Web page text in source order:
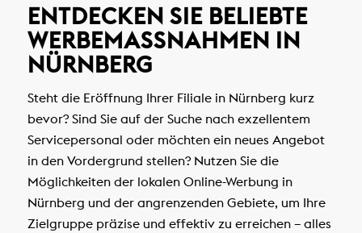
ENTDECKEN SIE BELIEBTE
WERBEMASSNAHMEN IN N
ÜRNBERG
Steht die Eröffnung Ihrer Filiale in Nürnberg kurz
bevor? Sind Sie auf der Suche nach exzellentem
Servicepersonal oder möchten ein neues Angebot
in den Vordergrund stellen? Nutzen Sie die
Möglichkeiten der lokalen Online-Werbung in
Nürnberg und der angrenzenden Gebiete, um Ihre
Zielgruppe präzise und effektiv zu erreichen – alles